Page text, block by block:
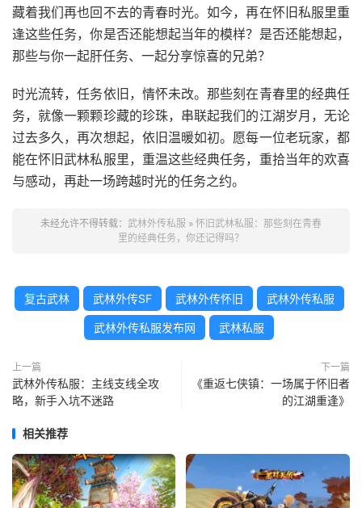
藏着我们再也回不去的青春时光。如今，再在怀旧私服里重
逢这些任务，你是否还能想起当年的模样？是否还能想起，
那些与你一起肝任务、一起分享惊喜的兄弟？
时光流转，任务依旧，情怀未改。那些刻在青春里的经典任
务，就像一颗颗珍藏的珍珠，串联起我们的江湖岁月，无论
过去多久，再次想起，依旧温暖如初。愿每一位老玩家，都
能在怀旧武林私服里，重温这些经典任务，重拾当年的欢喜
与感动，再赴一场跨越时光的任务之约。
未经允许不得转载： 武林外传私服 » 怀旧武林私服：那些刻在青春
里的经典任务，你还记得吗？
复古武林 武林外传SF 武林外传怀旧 武林外传私服
武林外传私服发布网 武林私服
上一篇
武林外传私服：主线支线全攻
略，新手入坑不迷路
下一篇
《重返七侠镇：一场属于怀旧者
的江湖重逢》‌
相关推荐